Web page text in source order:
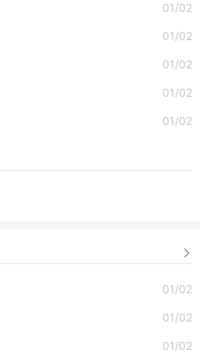
01/02
01/02
01/02
01/02
01/02

01/02
01/02
01/02